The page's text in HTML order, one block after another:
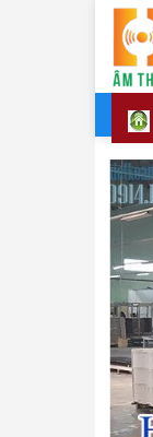
Chuyển
đến
nội
dung